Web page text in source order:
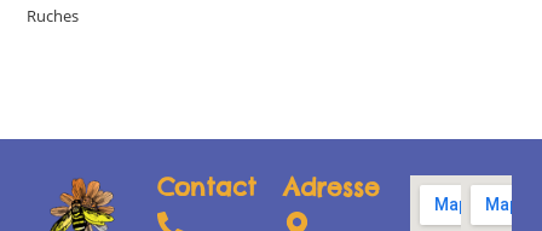
Ruches
Contact Adresse